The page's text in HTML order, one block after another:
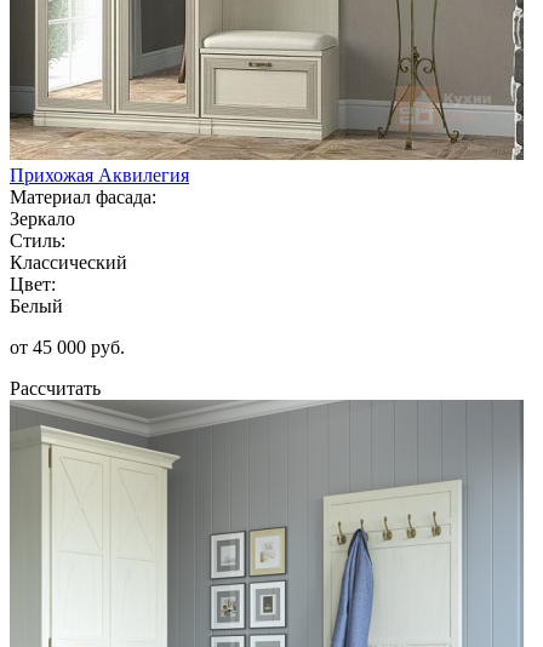
Прихожая Аквилегия
Материал фасада:
Зеркало
Стиль:
Классический
Цвет:
Белый
от 45 000 руб.
Рассчитать